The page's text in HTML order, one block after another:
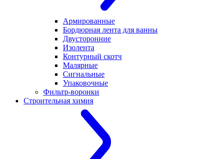
Армированные
Бордюрная лента для ванны
Двусторонние
Изолента
Контурный скотч
Малярные
Сигнальные
Упаковочные
Фильтр-воронки
Строительная химия